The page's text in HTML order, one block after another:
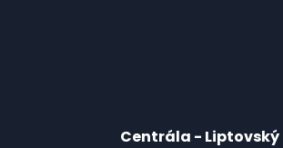
Centrála - Liptovský